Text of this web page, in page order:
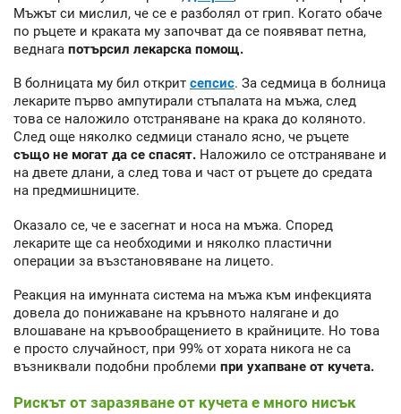
Мъжът си мислил, че се е разболял от грип. Когато обаче
по ръцете и краката му започват да се появяват петна,
веднага потърсил лекарска помощ.
В болницата му бил открит сепсис. За седмица в болница
лекарите първо ампутирали стъпалата на мъжа, след
това се наложило отстраняване на крака до коляното.
След още няколко седмици станало ясно, че ръцете
също не могат да се спасят. Наложило се отстраняване и
на двете длани, а след това и част от ръцете до средата
на предмишниците.
Оказало се, че е засегнат и носа на мъжа. Според
лекарите ще са необходими и няколко пластични
операции за възстановяване на лицето.
Реакция на имунната система на мъжа към инфекцията
довела до понижаване на кръвното налягане и до
влошаване на кръвообращението в крайниците. Но това
е просто случайност, при 99% от хората никога не са
възниквали подобни проблеми при ухапване от кучета.
Рискът от заразяване от кучета е много нисък